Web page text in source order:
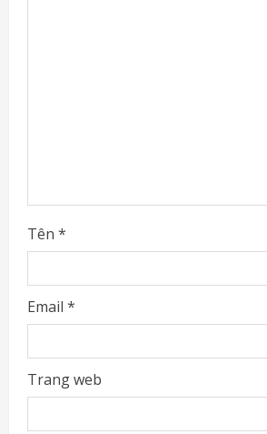
Tên *
Email *
Trang web